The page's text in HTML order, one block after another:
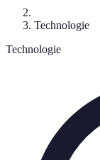
Technologie
Technologie